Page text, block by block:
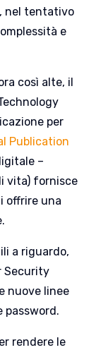
nel tentativo
e
così alte, il
per
Publication
–
vita) fornisce
offrire una
a riguardo,
​​Security
nuove linee
password.
rendere le